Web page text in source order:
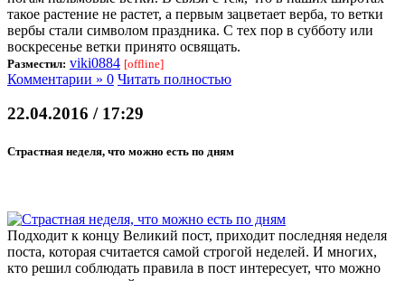
такое растение не растет, а первым зацветает верба, то ветки
вербы стали символом праздника. С тех пор в субботу или
воскресенье ветки принято освящать.
Разместил: viki0884 [offline]
Комментарии » 0 Читать полностью
22.04.2016 / 17:29
Страстная неделя, что можно есть по дням
Подходит к концу Великий пост, приходит последняя неделя
поста, которая считается самой строгой неделей. И многих,
кто решил соблюдать правила в пост интересует, что можно